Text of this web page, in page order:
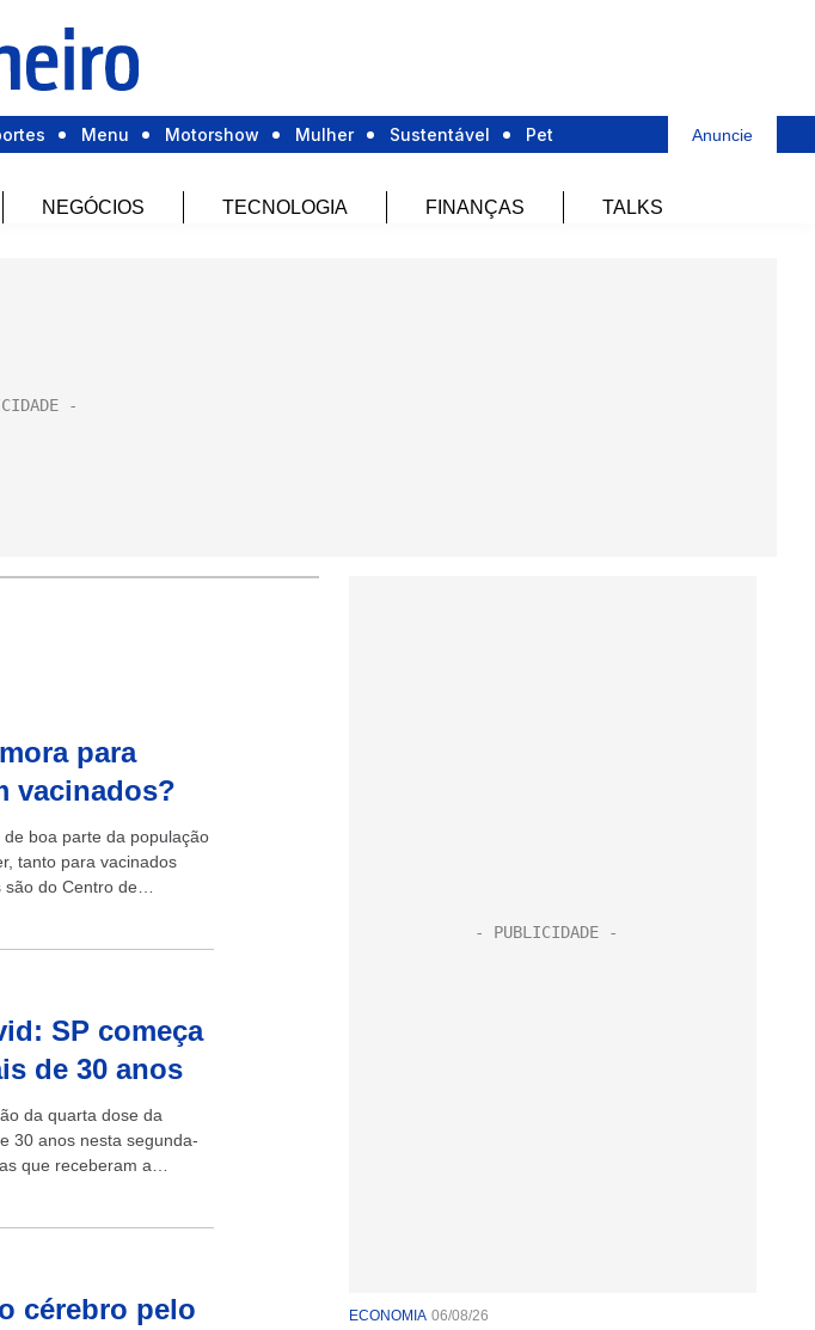
Menu Motorshow Mulher Sustentável Pet Anuncie
NEGÓCIOS TECNOLOGIA FINANÇAS TALKS
para
vacinados?
boa parte da população
tanto para vacinados
do Centro de
SP começa
de 30 anos
da quarta dose da
30 anos nesta segunda-
que receberam a
cérebro pelo
ECONOMIA 06/08/26